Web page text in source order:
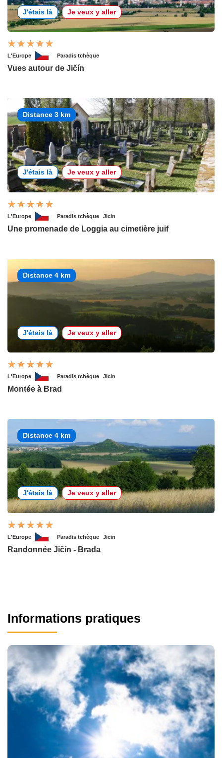
J'étais là Je veux y aller
L'Europe Paradis tchèque
Vues autour de Jičín
Distance 3 km
J'étais là Je veux y aller
L'Europe Paradis tchèque Jicin
Une promenade de Loggia au cimetière juif
Distance 4 km
J'étais là Je veux y aller
L'Europe Paradis tchèque Jicin
Montée à Brad
Distance 4 km
J'étais là Je veux y aller
L'Europe Paradis tchèque Jicin
Randonnée Jičín - Brada
Informations pratiques